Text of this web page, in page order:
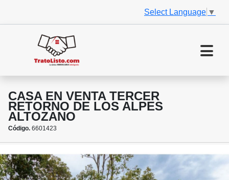
Select Language ▼
CASA EN VENTA TERCER
RETORNO DE LOS ALPES
ALTOZANO
Código. 6601423